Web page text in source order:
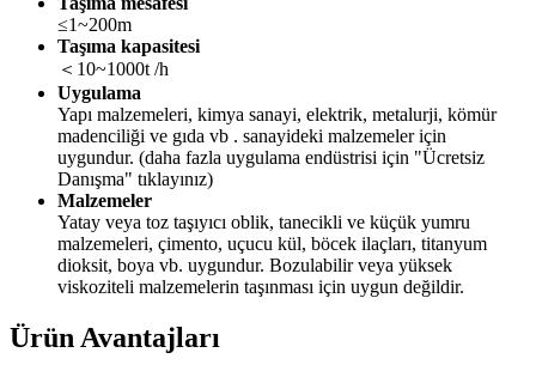
≤1~200m
Taşıma kapasitesi
＜10~1000t /h
Uygulama
Yapı malzemeleri, kimya sanayi, elektrik, metalurji, kömür
madenciliği ve gıda vb . sanayideki malzemeler için
uygundur. (daha fazla uygulama endüstrisi için "Ücretsiz
Danışma" tıklayınız)
Malzemeler
Yatay veya toz taşıyıcı oblik, tanecikli ve küçük yumru
malzemeleri, çimento, uçucu kül, böcek ilaçları, titanyum
dioksit, boya vb. uygundur. Bozulabilir veya yüksek
viskoziteli malzemelerin taşınması için uygun değildir.
Ürün Avantajları